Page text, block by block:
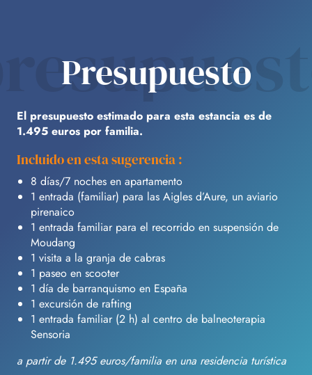
Presupuesto
El presupuesto estimado para esta estancia es de
1.495 euros por familia.
Incluido en esta sugerencia :
8 días/7 noches en apartamento
1 entrada (familiar) para las Aigles d’Aure, un aviario
pirenaico
1 entrada familiar para el recorrido en suspensión de
Moudang
1 visita a la granja de cabras
1 paseo en scooter
1 día de barranquismo en España
1 excursión de rafting
1 entrada familiar (2 h) al centro de balneoterapia
Sensoria
a partir de 1.495 euros/familia en una residencia turística